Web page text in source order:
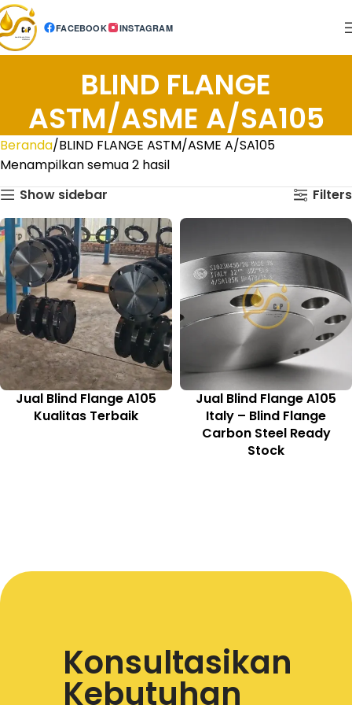
FACEBOOK INSTAGRAM
BLIND FLANGE
ASTM/ASME A/SA105
Beranda BLIND FLANGE ASTM/ASME A/SA105
Menampilkan semua 2 hasil
Show sidebar
Filters
Jual Blind Flange A105
Kualitas Terbaik
Jual Blind Flange A105
Italy – Blind Flange
Carbon Steel Ready
Stock
Konsultasikan
Kebutuhan